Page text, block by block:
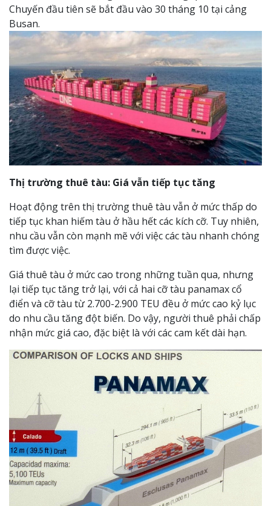
Chuyến đầu tiên sẽ bắt đầu vào 30 tháng 10 tại cảng
Busan.
Thị trường thuê tàu: Giá vẫn tiếp tục tăng
Hoạt động trên thị trường thuê tàu vẫn ở mức thấp do
tiếp tục khan hiếm tàu ở hầu hết các kích cỡ. Tuy nhiên,
nhu cầu vẫn còn mạnh mẽ với việc các tàu nhanh chóng
tìm được việc.
Giá thuê tàu ở mức cao trong những tuần qua, nhưng
lại tiếp tục tăng trở lại, với cả hai cỡ tàu panamax cổ
điển và cỡ tàu từ 2.700-2.900 TEU đều ở mức cao kỷ lục
do nhu cầu tăng đột biến. Do vậy, người thuê phải chấp
nhận mức giá cao, đặc biệt là với các cam kết dài hạn.